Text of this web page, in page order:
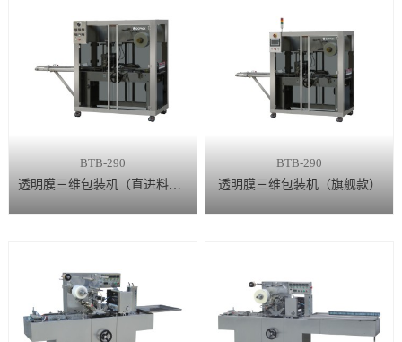
BTB-290
透明膜三维包装机（直进料款）
BTB-290
透明膜三维包装机（旗舰款）